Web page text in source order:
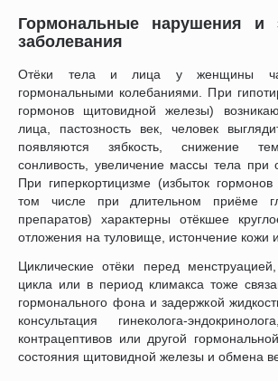
Гормональные нарушения и
заболевания
Отёки тела и лица у женщины
гормональными колебаниями. При
гормонов щитовидной железы)
лица, пастозность век, человек
появляются зябкость, снижение
сонливость, увеличение массы тела при
При гиперкортицизме (избыток
том числе при длительном приёме
препаратов) характерны отёкшее
отложения на туловище, истончение кожи и
Циклические отёки перед
цикла или в период климакса тоже
гормонального фона и задержкой
консультация гинеколога-
контрацептивов или другой
состояния щитовидной железы и обмена